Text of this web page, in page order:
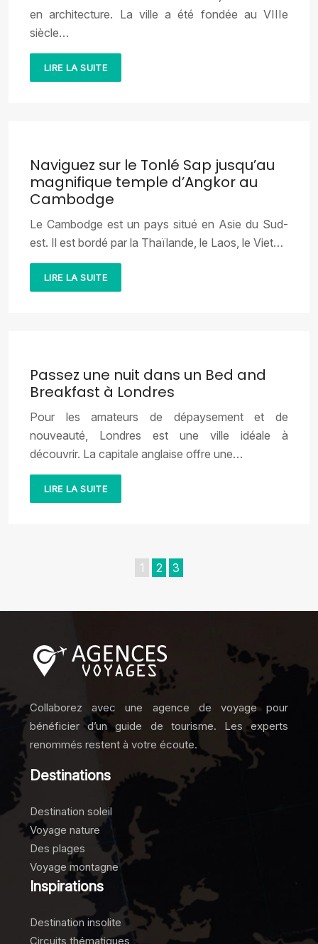
en architecture. La ville a été fondée au VIIIe
siècle…
LIRE LA SUITE
Naviguez sur le Tonlé Sap jusqu’au
magnifique temple d’Angkor au
Cambodge
Le Cambodge est un pays situé en Asie du Sud-
est. Il est bordé par la Thaïlande, le Laos, le Viet…
LIRE LA SUITE
Passez une nuit dans un Bed and
Breakfast à Londres
Pour les amateurs de dépaysement et de
nouveauté, Londres est une ville idéale à
découvrir. La capitale anglaise offre une…
LIRE LA SUITE
1 2 3
Collaborez avec une agence de voyage pour
bénéficier d’un guide de tourisme. Les experts
renommés restent à votre écoute.
Destinations
Destination soleil
Voyage nature
Des plages
Voyage montagne
Inspirations
Destination insolite
Circuits thématiques